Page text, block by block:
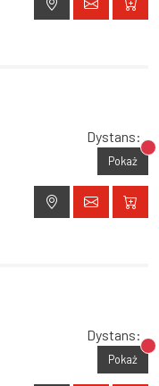
Dystans:
Pokaż
Dystans:
Pokaż